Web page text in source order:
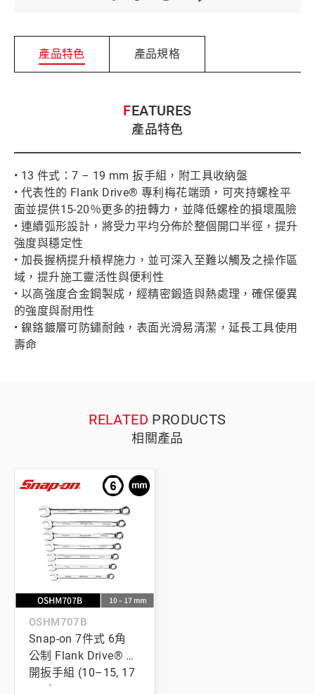
產品特色 產品規格
FEATURES
產品特色
• 13 件式：7 – 19 mm 扳手組，附工具收納盤
• 代表性的 Flank Drive® 專利梅花端頭，可夾持螺栓平
面並提供15-20％更多的扭轉力，並降低螺栓的損壞風險
• 連續弧形設計，將受力平均分佈於整個開口半徑，提升
強度與穩定性
• 加長握柄提升槓桿施力，並可深入至難以觸及之操作區
域，提升施工靈活性與便利性
• 以高強度合金鋼製成，經精密鍛造與熱處理，確保優異
的強度與耐用性
• 鎳鉻鍍層可防鏽耐蝕，表面光滑易清潔，延長工具使用
壽命
RELATED PRODUCTS
相關產品
OSHM707B
Snap-on 7件式 6角
公制 Flank Drive® 梅
開扳手組 (10–15, 17
mm)